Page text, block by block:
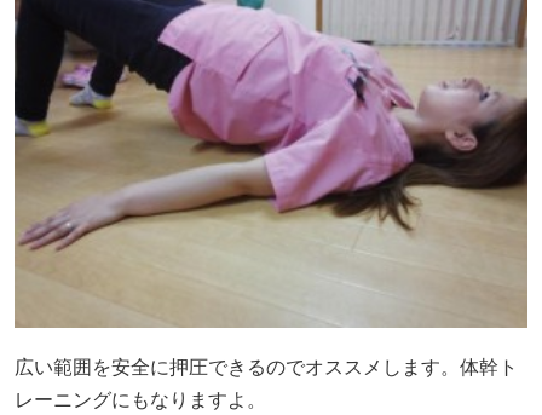
広い範囲を安全に押圧できるのでオススメします。体幹ト
レーニングにもなりますよ。